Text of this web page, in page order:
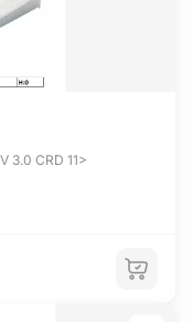
3.0 CRD 11>